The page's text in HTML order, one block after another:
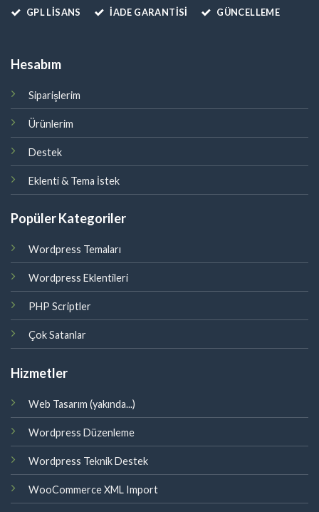
GPL LISANS İADE GARANTİSİ GÜNCELLEME
Hesabım
Siparişlerim
Ürünlerim
Destek
Eklenti & Tema İstek
Popüler Kategoriler
Wordpress Temaları
Wordpress Eklentileri
PHP Scriptler
Çok Satanlar
Hizmetler
Web Tasarım (yakında...)
Wordpress Düzenleme
Wordpress Teknik Destek
WooCommerce XML Import